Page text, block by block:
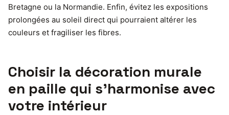
Bretagne ou la Normandie. Enfin, évitez les expositions
prolongées au soleil direct qui pourraient altérer les
couleurs et fragiliser les fibres.
Choisir la décoration murale
en paille qui s’harmonise avec
votre intérieur